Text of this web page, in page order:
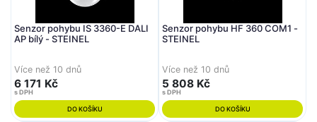
Senzor pohybu IS 3360-E DALI
AP bílý - STEINEL
Více než 10 dnů
6 171 Kč
s DPH
DO KOŠÍKU
Senzor pohybu HF 360 COM1 -
STEINEL
Více než 10 dnů
5 808 Kč
s DPH
DO KOŠÍKU